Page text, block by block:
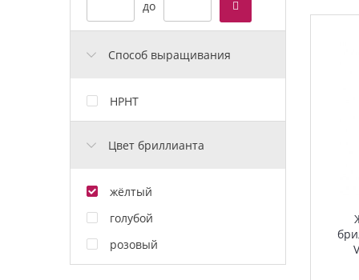
до
Способ выращивания
HPHT
Цвет бриллианта
жёлтый
голубой
розовый